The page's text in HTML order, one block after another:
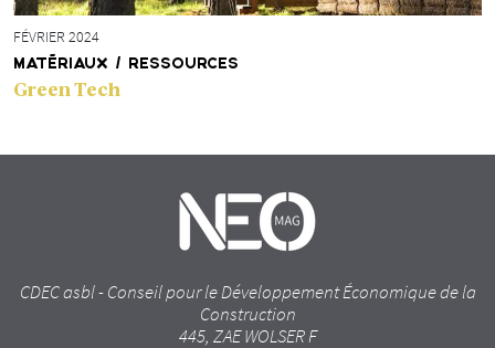
FÉVRIER 2024
MATÉRIAUX / RESSOURCES
Green Tech
CDEC asbl - Conseil pour le Développement Économique de la
Construction
445, ZAE WOLSER F